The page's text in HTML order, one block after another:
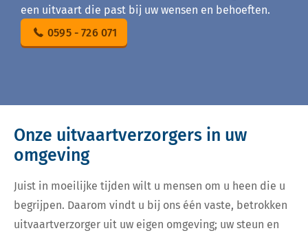
een uitvaart die past bij uw wensen en behoeften.
0595 - 726 071
Onze uitvaartverzorgers in uw
omgeving
Juist in moeilijke tijden wilt u mensen om u heen die u
begrijpen. Daarom vindt u bij ons één vaste, betrokken
uitvaartverzorger uit uw eigen omgeving; uw steun en